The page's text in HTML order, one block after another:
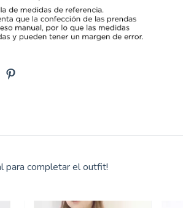
para completar el outfit!